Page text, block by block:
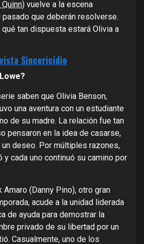
) vuelve a la escena
que deberán resolverse.
tan dispuesta estará Olivia a
Sincericidio
saben que Olivia Benson,
una aventura con un estudiante
de su madre. La relación fue tan
pensaron en la idea de casarse,
deseo. Por múltiples razones,
cada uno continuó su camino por
(Danny Pino), otro gran
acude a la unidad liderada
de ayuda para demostrar la
privado de su libertad por un
Casualmente, uno de los